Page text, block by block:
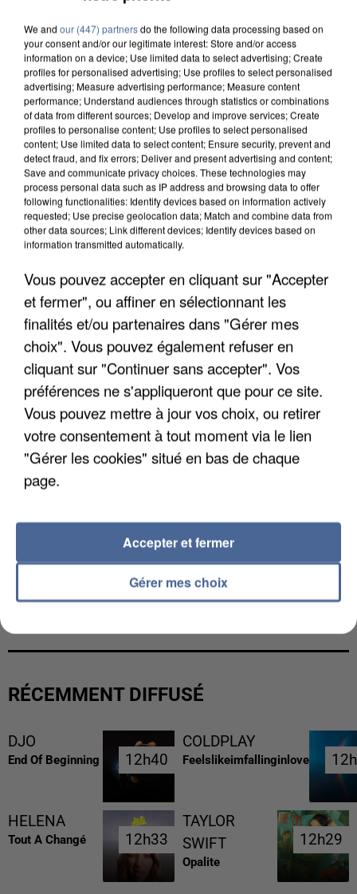
UN SECOND CADRE DE LA DZ MAFIA
INTERPELLÉ EN ALGÉRIE
UNE TOURISTE DE L’OISE EMPORTÉE PAR UNE
RÉCEMMENT DIFFUSÉ
DJO
End Of Beginning 12h40
12h40
COLDPLAY
Feelslikeimfallinginlove
HELENA
Tout A Changé 12h33
12h33
TAYLOR
SWIFT
Opalite
12h29
12h29
We and our (447) partnersdo the following data processing based on
your consent and/or our legitimate interest: Store and/or access
information on a device; Use limited data to select advertising; Create
profiles for personalised advertising; Use profiles to select personalised
advertising; Measure advertising performance; Measure content
performance; Understand audiences through statistics or combinations
of data from different sources; Develop and improve services; Create
profiles to personalise content; Use profiles to select personalised
content; Use limited data to select content; Ensure security, prevent and
detect fraud, and fix errors; Deliver and present advertising and content;
Save and communicate privacy choices. These technologies may
process personal data such as IP address and browsing data to offer
following functionalities: Identify devices based on information actively
requested; Use precise geolocation data; Match and combine data from
other data sources; Link different devices; Identify devices based on
information transmitted automatically.
Vous pouvez accepter en cliquant sur "Accepter
et fermer", ou affiner en sélectionnant les
finalités et/ou partenaires dans "Gérer mes
choix". Vous pouvez également refuser en
cliquant sur "Continuer sans accepter". Vos
préférences ne s'appliqueront que pour ce site.
Vous pouvez mettre à jour vos choix, ou retirer
votre consentement à tout moment via le lien
"Gérer les cookies" situé en bas de chaque
page.
Gérer mes choix
Accepter et fermer